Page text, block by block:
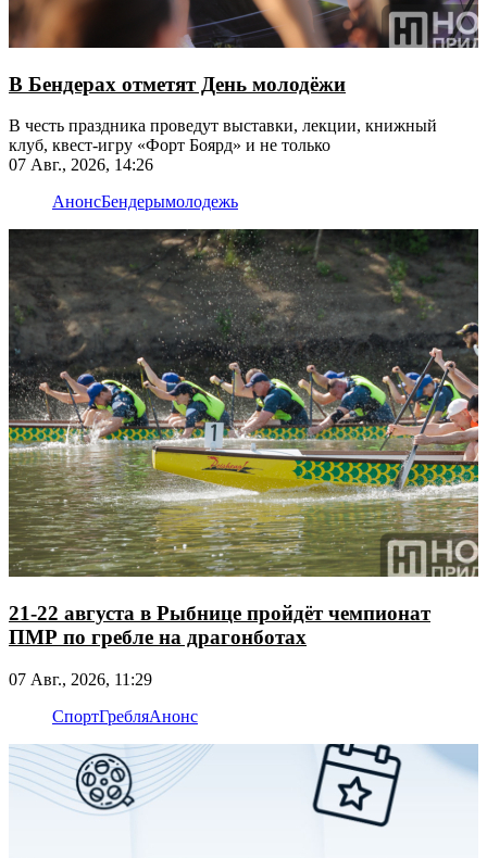
В Бендерах отметят День молодёжи
В честь праздника проведут выставки, лекции, книжный
клуб, квест-игру «Форт Боярд» и не только
07 Авг., 2026, 14:26
АнонсБендерымолодежь
21-22 августа в Рыбнице пройдёт чемпионат
ПМР по гребле на драгонботах
07 Авг., 2026, 11:29
СпортГребляАнонс